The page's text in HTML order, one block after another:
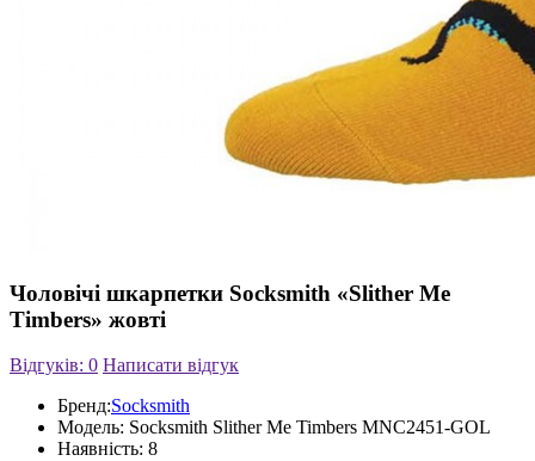
Чоловічі шкарпетки Socksmith «Slither Me
Timbers» жовті
Відгуків: 0 Написати відгук
Бренд:Socksmith
Модель: Socksmith Slither Me Timbers MNC2451-GOL
Наявність: 8